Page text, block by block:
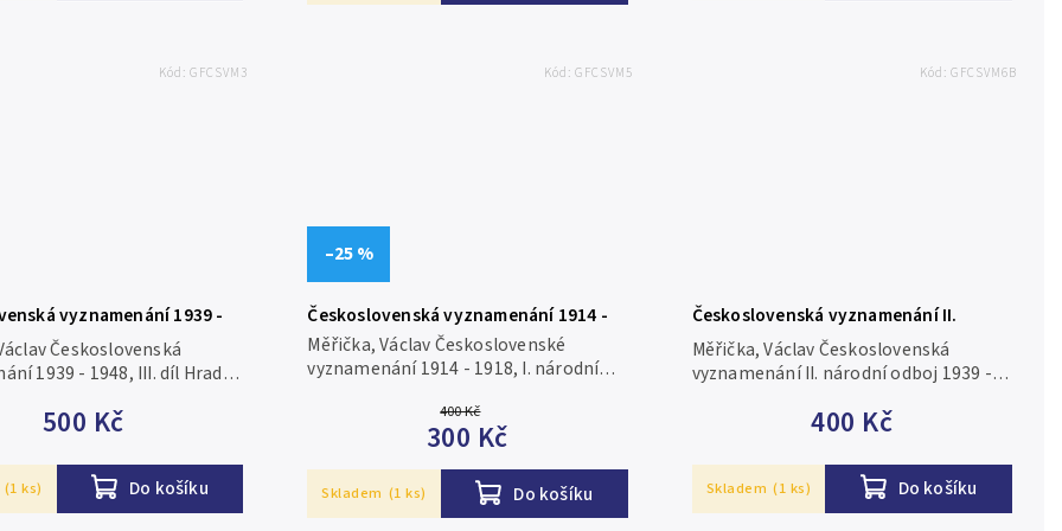
vyznamenání 1939 -
500 Kč
Do košíku
Československá
1939 - 1948, III. díl Hradec
lehce opotřebovaný přebal
(1 ks)
Kód:GFCSVM3
–25 %
Československá vyznamenání 1914 -
1918
400 Kč
300 Kč
Do košíku
Měřička, Václav Československé
vyznamenání 1914 - 1918, I. národní
stran a vyobrazení, brožované, lehce
opotřebovaný přebal
Skladem (1 ks)
Kód: GFCSVM5
Československá vyznamenání II.
odboje
400 Kč
Do košíku
Měřička, Václav Československá
vyznamenání II. národní odboj 1939 -
108 stran a vyobrazení, brožované,
Skladem (1 ks)
Kód: GFCSVM6B